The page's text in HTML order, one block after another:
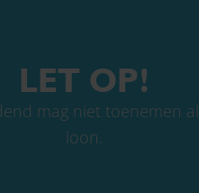
LET OP!
mag niet toenemen
loon.